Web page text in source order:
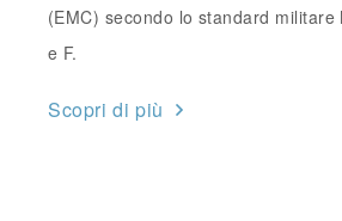
(EMC) secondo lo standard militare
e F.
Scopri di più